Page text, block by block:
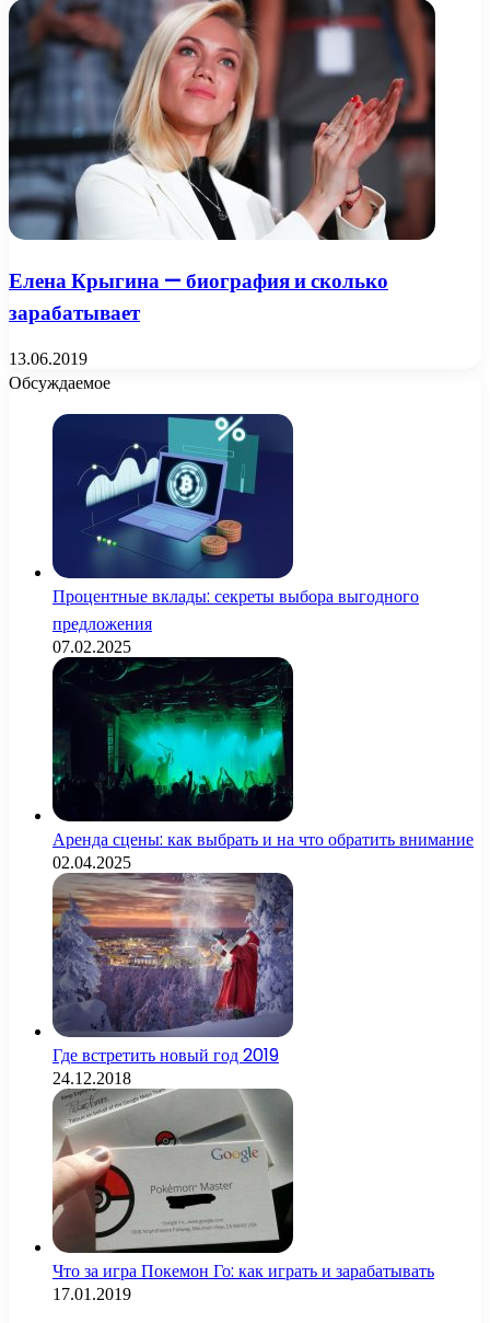
Елена Крыгина — биография и сколько
зарабатывает
13.06.2019
Обсуждаемое
Процентные вклады: секреты выбора выгодного
предложения
07.02.2025
Аренда сцены: как выбрать и на что обратить внимание
02.04.2025
Где встретить новый год 2019
24.12.2018
Что за игра Покемон Го: как играть и зарабатывать
17.01.2019